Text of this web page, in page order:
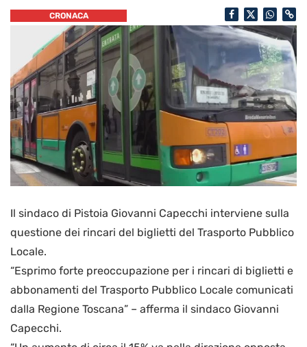
CRONACA
Il sindaco di Pistoia Giovanni Capecchi interviene sulla
questione dei rincari del biglietti del Trasporto Pubblico
Locale.
“Esprimo forte preoccupazione per i rincari di biglietti e
abbonamenti del Trasporto Pubblico Locale comunicati
dalla Regione Toscana” – afferma il sindaco Giovanni
Capecchi.